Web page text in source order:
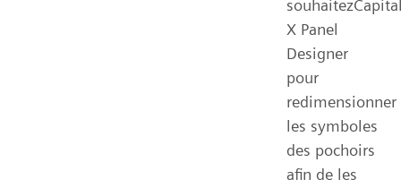
X Panel
Designer
pour
redimensionner
les symboles
des pochoirs
afin de les